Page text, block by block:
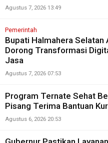
Agustus 7, 2026 13:49
Pemerintah
Bupati Halmahera
Dorong Transformasi
Jasa
Agustus 7, 2026 07:53
Program Ternate Sehat
Pisang Terima Bantuan
Agustus 6, 2026 20:53